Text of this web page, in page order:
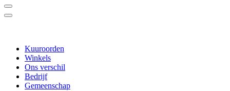
Kuuroorden
Winkels
Ons verschil
Bedrijf
Gemeenschap